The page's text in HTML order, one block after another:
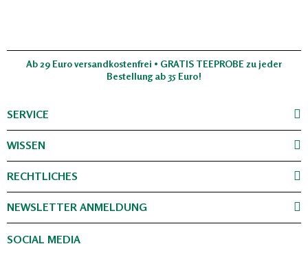
Ab 29 Euro versandkostenfrei • GRATIS TEEPROBE zu jeder
Bestellung ab 35 Euro!
SERVICE
WISSEN
RECHTLICHES
NEWSLETTER ANMELDUNG
SOCIAL MEDIA